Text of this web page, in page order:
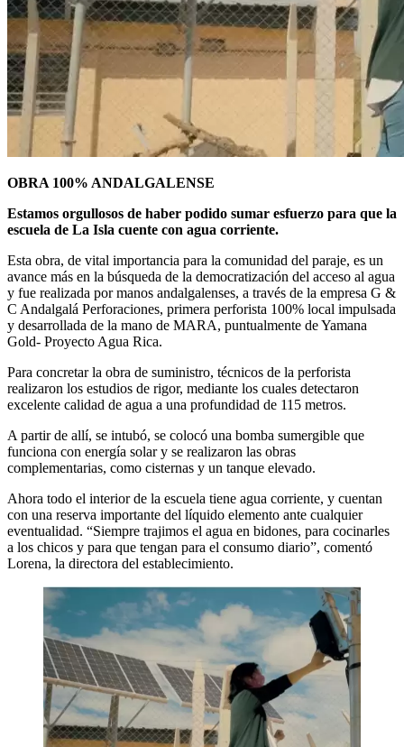
OBRA 100% ANDALGALENSE
Estamos orgullosos de haber podido sumar esfuerzo para que la
escuela de La Isla cuente con agua corriente.
Esta obra, de vital importancia para la comunidad del paraje, es un
avance más en la búsqueda de la democratización del acceso al agua
y fue realizada por manos andalgalenses, a través de la empresa G &
C Andalgalá Perforaciones, primera perforista 100% local impulsada
y desarrollada de la mano de MARA, puntualmente de Yamana
Gold- Proyecto Agua Rica.
Para concretar la obra de suministro, técnicos de la perforista
realizaron los estudios de rigor, mediante los cuales detectaron
excelente calidad de agua a una profundidad de 115 metros.
A partir de allí, se intubó, se colocó una bomba sumergible que
funciona con energía solar y se realizaron las obras
complementarias, como cisternas y un tanque elevado.
Ahora todo el interior de la escuela tiene agua corriente, y cuentan
con una reserva importante del líquido elemento ante cualquier
eventualidad. “Siempre trajimos el agua en bidones, para cocinarles
a los chicos y para que tengan para el consumo diario”, comentó
Lorena, la directora del establecimiento.